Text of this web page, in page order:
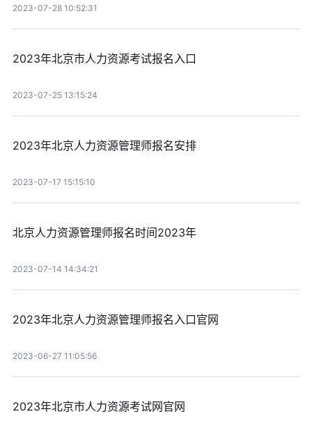
2023-07-28 10:52:31
2023年北京市人力资源考试报名入口
2023-07-25 13:15:24
2023年北京人力资源管理师报名安排
2023-07-17 15:15:10
北京人力资源管理师报名时间2023年
2023-07-14 14:34:21
2023年北京人力资源管理师报名入口官网
2023-06-27 11:05:56
2023年北京市人力资源考试网官网